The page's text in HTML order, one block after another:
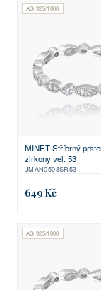
AG 925/1000
MINET Stříbrný
zirkony vel. 53
JMAN0508SR53
649 Kč
AG 925/1000